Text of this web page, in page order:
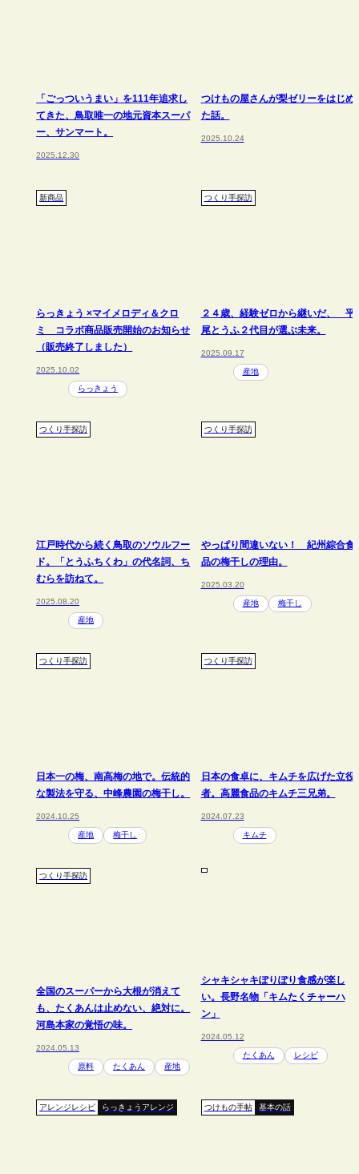
「ごっついうまい」を111年追求し
てきた、鳥取唯一の地元資本スーパ
ー、サンマート。
2025.12.30
つけもの屋さんが梨ゼリーをはじめ
た話。
2025.10.24
新商品
らっきょう ×マイメロディ＆クロ
ミ コラボ商品販売開始のお知らせ
（販売終了しました）
2025.10.02
らっきょう
つくり手探訪
２４歳、経験ゼロから継いだ、 平
尾とうふ２代目が選ぶ未来。
2025.09.17
産地
つくり手探訪
江戸時代から続く鳥取のソウルフー
ド。「とうふちくわ」の代名詞、ち
むらを訪ねて。
2025.08.20
産地
つくり手探訪
やっぱり間違いない！ 紀州綜合食
品の梅干しの理由。
2025.03.20
産地 梅干し
つくり手探訪
日本一の梅、南高梅の地で。伝統的
な製法を守る、中峰農園の梅干し。
2024.10.25
産地 梅干し
つくり手探訪
日本の食卓に、キムチを広げた立役
者。高麗食品のキムチ三兄弟。
2024.07.23
キムチ
つくり手探訪
全国のスーパーから大根が消えて
も、たくあんは止めない、絶対に。
河島本家の覚悟の味。
2024.05.13
原料 たくあん 産地
シャキシャキぽりぽり食感が楽し
い。長野名物「キムたくチャーハ
ン」
2024.05.12
たくあん レシピ
アレンジレシピ らっきょうアレンジ つけもの手帖 基本の話